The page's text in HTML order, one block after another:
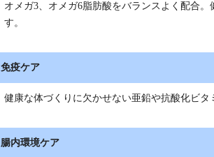
オメガ3、オメガ6脂肪酸をバランスよく配合
す。
免疫ケア
健康な体づくりに欠かせない亜鉛や抗酸化ビタ
腸内環境ケア